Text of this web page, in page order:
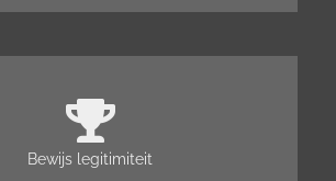
Bewijs legitimiteit